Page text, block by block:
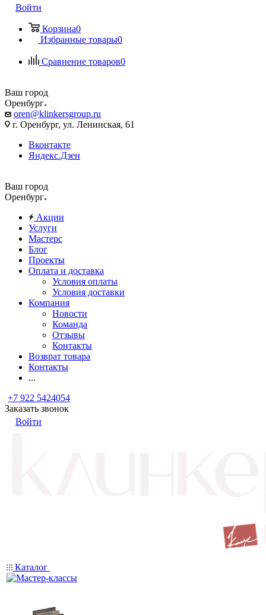
Войти
Корзина0
Избранные товары0
Сравнение товаров0
Ваш город
Оренбург
oren@klinkersgroup.ru
г. Оренбург, ул. Ленинская, 61
Вконтакте
Яндекс.Дзен
Ваш город
Оренбург
Акции
Услуги
Мастерс
Блог
Проекты
Оплата и доставка
Условия оплаты
Условия доставки
Компания
Новости
Команда
Отзывы
Контакты
Возврат товара
Контакты
...
+7 922 5424054
Заказать звонок
Войти
Каталог